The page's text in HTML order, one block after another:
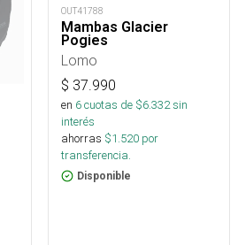
OUT41788
Mambas Glacier
Pogies
Lomo
$ 37.990
en 6cuotas de $6.332sin
interés
ahorras $1.520 por
transferencia.
Disponible